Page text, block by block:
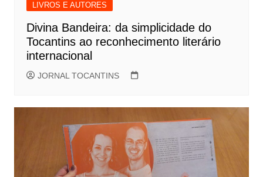
LIVROS E AUTORES
Divina Bandeira: da simplicidade do
Tocantins ao reconhecimento literário
internacional
JORNAL TOCANTINS